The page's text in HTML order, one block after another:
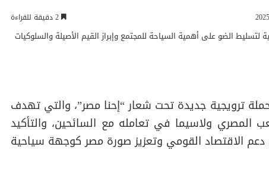
ترويجية جديدة تحت شعار “إحنا مصر”، والتي تهدف
المصري ولاسيما في تعامله مع السائحين، والتأكيد
الاقتصاد القومي وتعزيز صورة مصر كوجهة سياحية